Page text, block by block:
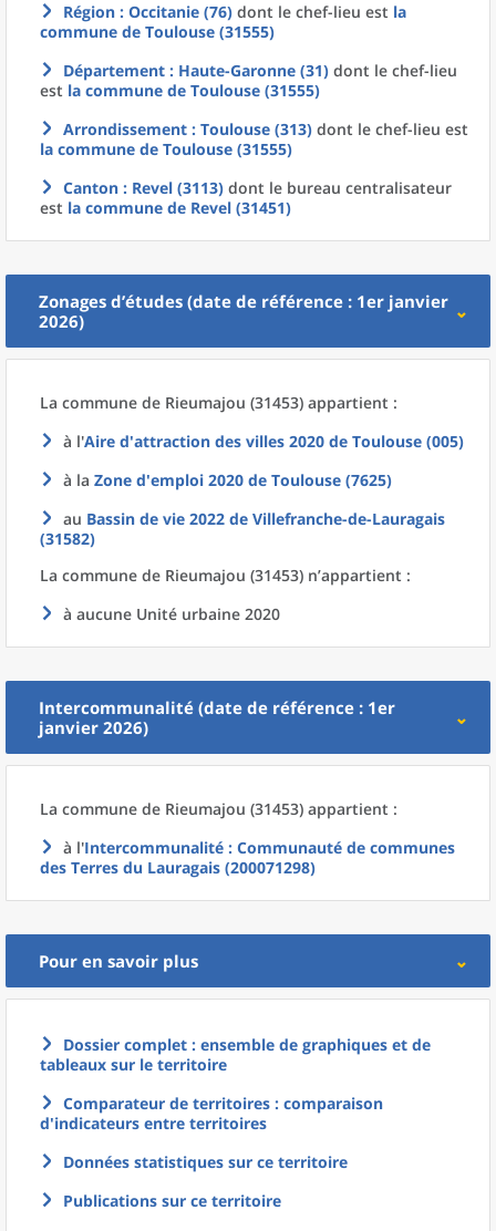
Région : Occitanie (76) dont le chef-lieu est la
commune de Toulouse (31555)
Département : Haute-Garonne (31) dont le chef-lieu
est la commune de Toulouse (31555)
Arrondissement : Toulouse (313) dont le chef-lieu est
la commune de Toulouse (31555)
Canton : Revel (3113) dont le bureau centralisateur
est la commune de Revel (31451)
Zonages d’études (date de référence : 1er janvier
2026)
La commune de Rieumajou (31453) appartient :
à l'Aire d'attraction des villes 2020 de Toulouse (005)
à la Zone d'emploi 2020 de Toulouse (7625)
au Bassin de vie 2022 de Villefranche-de-Lauragais
(31582)
La commune de Rieumajou (31453) n’appartient :
à aucune Unité urbaine 2020
Intercommunalité (date de référence : 1er
janvier 2026)
La commune de Rieumajou (31453) appartient :
à l'Intercommunalité : Communauté de communes
des Terres du Lauragais (200071298)
Pour en savoir plus
Dossier complet : ensemble de graphiques et de
tableaux sur le territoire
Comparateur de territoires : comparaison
d'indicateurs entre territoires
Données statistiques sur ce territoire
Publications sur ce territoire